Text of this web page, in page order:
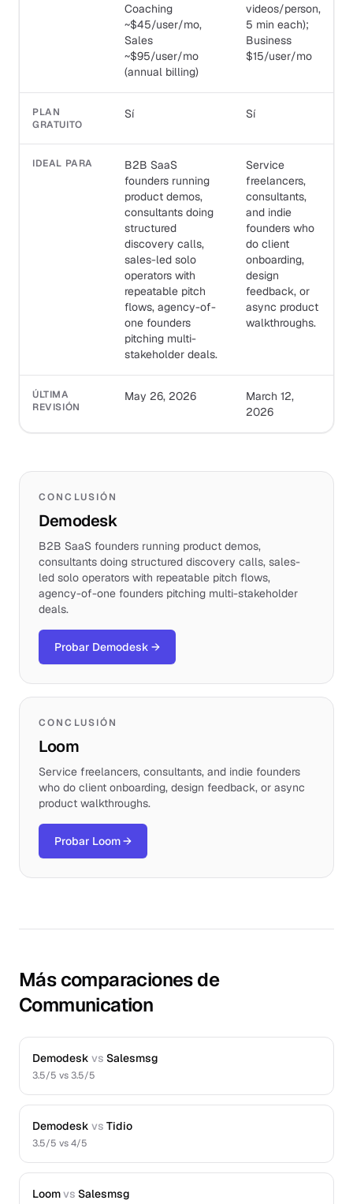
Coaching
~$45/user/mo,
Sales
~$95/user/mo
(annual billing)
videos/person,
5 min each);
Business
$15/user/mo
PLAN
GRATUITO
Sí Sí
IDEAL PARA
B2B SaaS
founders running
product demos,
consultants doing
structured
discovery calls,
sales-led solo
operators with
repeatable pitch
flows, agency-of-
one founders
pitching multi-
stakeholder deals.
Service
freelancers,
consultants,
and indie
founders who
do client
onboarding,
design
feedback, or
async product
walkthroughs.
ÚLTIMA
REVISIÓN
May 26, 2026
March 12,
2026
CONCLUSIÓN
Demodesk
B2B SaaS founders running product demos,
consultants doing structured discovery calls, sales-
led solo operators with repeatable pitch flows,
agency-of-one founders pitching multi-stakeholder
deals.
Probar Demodesk →
CONCLUSIÓN
Loom
Service freelancers, consultants, and indie founders
who do client onboarding, design feedback, or async
product walkthroughs.
Probar Loom→
Más comparaciones de
Communication
Demodesk vs Salesmsg
3.5/5 vs3.5/5
Demodesk vs Tidio
3.5/5 vs4/5
Loomvs Salesmsg